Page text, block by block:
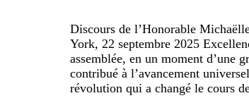
Discours de l’Honorable
York, 22 septembre 2025
assemblée, en un moment d’une
contribué à l’avancement
révolution qui a changé le cours